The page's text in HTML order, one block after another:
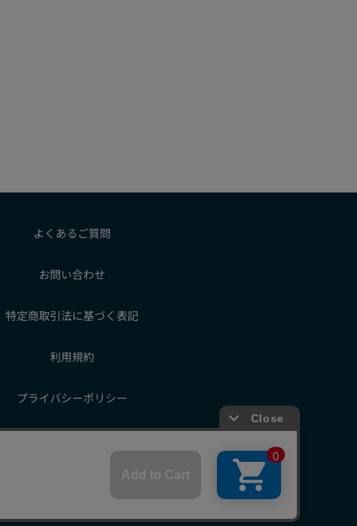
よくあるご質問
お問い合わせ
特定商取引法に基づく表記
利用規約
プライバシーポリシー
ALL RIGHTS RESERVED.